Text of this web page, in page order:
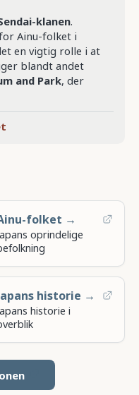
klanen.
Ainu-folket i
en vigtig rolle i at
blandt andet
and Park, der
folket →
oprindelige
historie →
historie i